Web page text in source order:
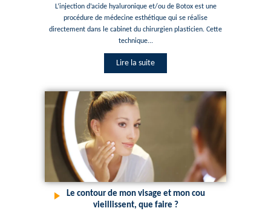
L’injection d’acide hyaluronique et/ou de Botox est une
procédure de médecine esthétique qui se réalise
directement dans le cabinet du chirurgien plasticien. Cette
technique...
Lire la suite
Le contour de mon visage et mon cou
vieillissent, que faire ?